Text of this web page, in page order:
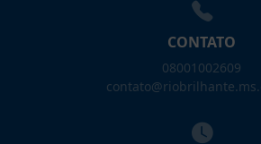
CONTATO
08001002609